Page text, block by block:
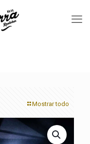
Mostrar todo